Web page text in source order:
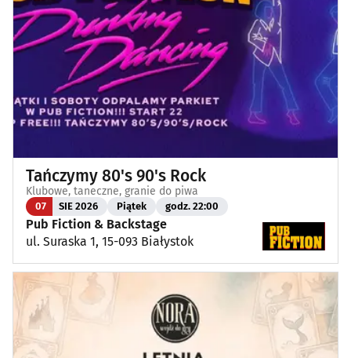
Tańczymy 80's 90's Rock
Klubowe, taneczne, granie do piwa
07 SIE 2026 Piątek godz. 22:00
Pub Fiction & Backstage
ul. Suraska 1, 15-093 Białystok